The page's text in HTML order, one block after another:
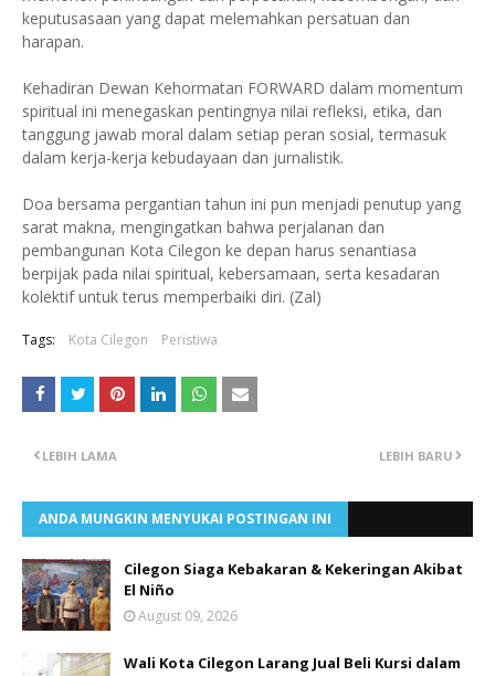
keputusasaan yang dapat melemahkan persatuan dan
harapan.
Kehadiran Dewan Kehormatan FORWARD dalam momentum
spiritual ini menegaskan pentingnya nilai refleksi, etika, dan
tanggung jawab moral dalam setiap peran sosial, termasuk
dalam kerja-kerja kebudayaan dan jurnalistik.
Doa bersama pergantian tahun ini pun menjadi penutup yang
sarat makna, mengingatkan bahwa perjalanan dan
pembangunan Kota Cilegon ke depan harus senantiasa
berpijak pada nilai spiritual, kebersamaan, serta kesadaran
kolektif untuk terus memperbaiki diri. (Zal)
Tags: Kota Cilegon Peristiwa
LEBIH BARU
LEBIH LAMA
ANDA MUNGKIN MENYUKAI POSTINGAN INI
Cilegon Siaga Kebakaran & Kekeringan Akibat
El Niño
August 09, 2026
Wali Kota Cilegon Larang Jual Beli Kursi dalam